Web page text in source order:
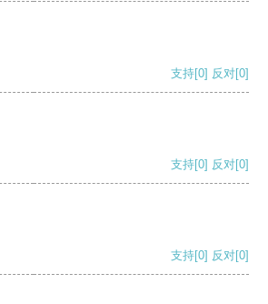
支持[0] 反对[0]
支持[0] 反对[0]
支持[0] 反对[0]